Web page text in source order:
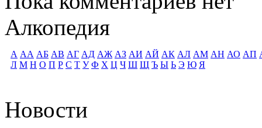
Алкопедия
А АА АБ АВ АГ АД АЖ АЗ АИ АЙ АК АЛ АМ АН АО АП
Л М Н О П Р С Т У Ф Х Ц Ч Ш Щ Ъ Ы Ь Э Ю Я
Новости